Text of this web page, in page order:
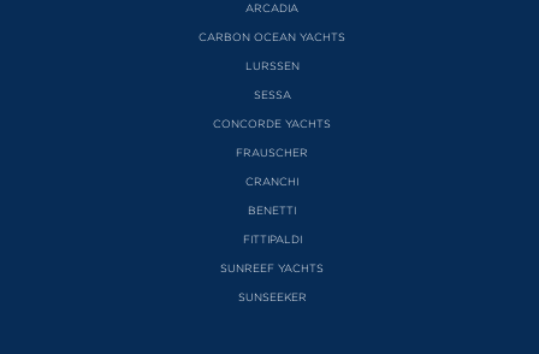
ARCADIA
CARBON OCEAN YACHTS
LURSSEN
SESSA
CONCORDE YACHTS
FRAUSCHER
CRANCHI
BENETTI
FITTIPALDI
SUNREEF YACHTS
SUNSEEKER